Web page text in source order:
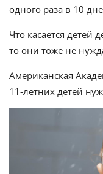
одного раза в 10
Что касается детей
то они тоже не
Американская
11-летних детей